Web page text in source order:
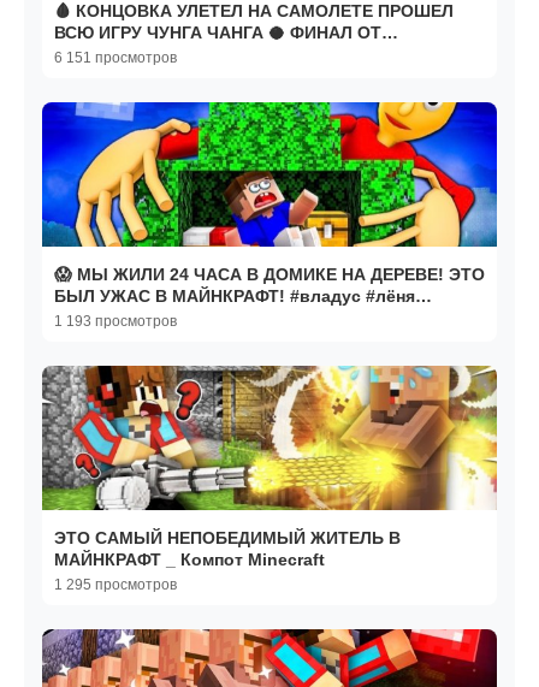
🩸 КОНЦОВКА УЛЕТЕЛ НА САМОЛЕТЕ ПРОШЕЛ
ВСЮ ИГРУ ЧУНГА ЧАНГА 🥥 ФИНАЛ ОТ
РАЗРАБОТЧИКА ПОБЕГ ОТ БЛОГЕРА
6 151 просмотров
😱 МЫ ЖИЛИ 24 ЧАСА В ДОМИКЕ НА ДЕРЕВЕ! ЭТО
БЫЛ УЖАС В МАЙНКРАФТ! #владус #лёня
#майнкрафт #игры
1 193 просмотров
ЭТО САМЫЙ НЕПОБЕДИМЫЙ ЖИТЕЛЬ В
МАЙНКРАФТ _ Компот Minecraft
1 295 просмотров